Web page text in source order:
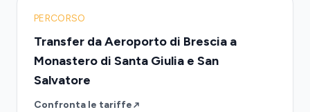
PERCORSO
Transfer da Aeroporto di Brescia a
Monastero di Santa Giulia e San
Salvatore
Confronta le tariffe